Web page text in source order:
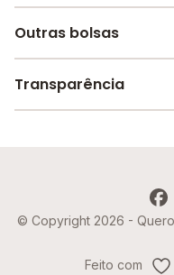
Escolas por cidade e bairro
Sobre o Melhor Escola
Revista Melhor Escola
Outras bolsas
Faculdades e
Transparência
Política de Cookies
© Copyright 2026 - Quero
Feito com